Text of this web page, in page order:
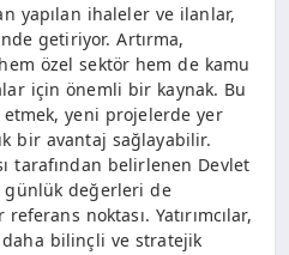
yapılan ihaleler ve ilanlar,
getiriyor. Artırma,
özel sektör hem de kamu
için önemli bir kaynak. Bu
yeni projelerde yer
bir avantaj sağlayabilir.
tarafından belirlenen Devlet
günlük değerleri de
noktası. Yatırımcılar,
bilinçli ve stratejik